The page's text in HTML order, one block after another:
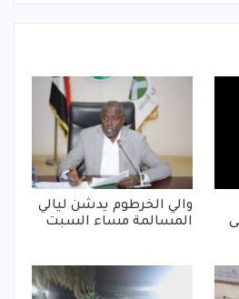
والي الخرطوم يدشن ليالي
المسالمة مساء السبت